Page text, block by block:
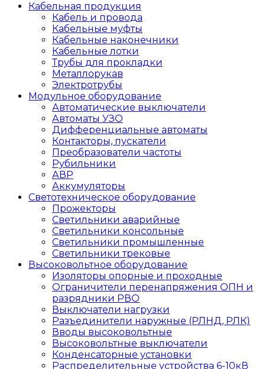
Кабельная продукция
Кабель и провода
Кабельные муфты
Кабельные наконечники
Кабельные лотки
Трубы для прокладки
Металлорукав
Электротрубы
Модульное оборудование
Автоматические выключатели
Автоматы УЗО
Дифференциальные автоматы
Контакторы, пускатели
Преобразователи частоты
Рубильники
АВР
Аккумуляторы
Светотехническое оборудование
Прожекторы
Светильники аварийные
Светильники консольные
Светильники промышленные
Светильники трековые
Высоковольтное оборудование
Изоляторы опорные и проходные
Ограничители перенапряжения ОПН и
разрядники РВО
Выключатели нагрузки
Разъединители наружные (РЛНД, РЛК)
Вводы высоковольтные
Высоковольтные выключатели
Конденсаторные установки
Распределительные устройства 6-10кВ